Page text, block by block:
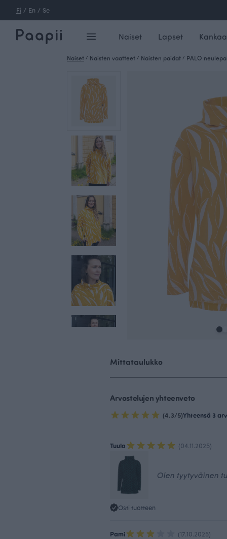
Fi / En / Se
Naiset Lapset
Naiset / Naisten vaatteet / Naisten paidat / PALO
Mittataulukko
Arvostelujen yhteenveto
(4.3/5)Yhteensä 3
Tuula (04.11.2025)
Olen tyytyväinen
Osti tuotteen
Pami (17.10.2025)